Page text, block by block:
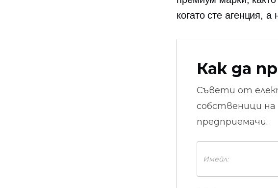
когато сте агенция, а
Как да
Съвети от
собственици на
предприемачи.